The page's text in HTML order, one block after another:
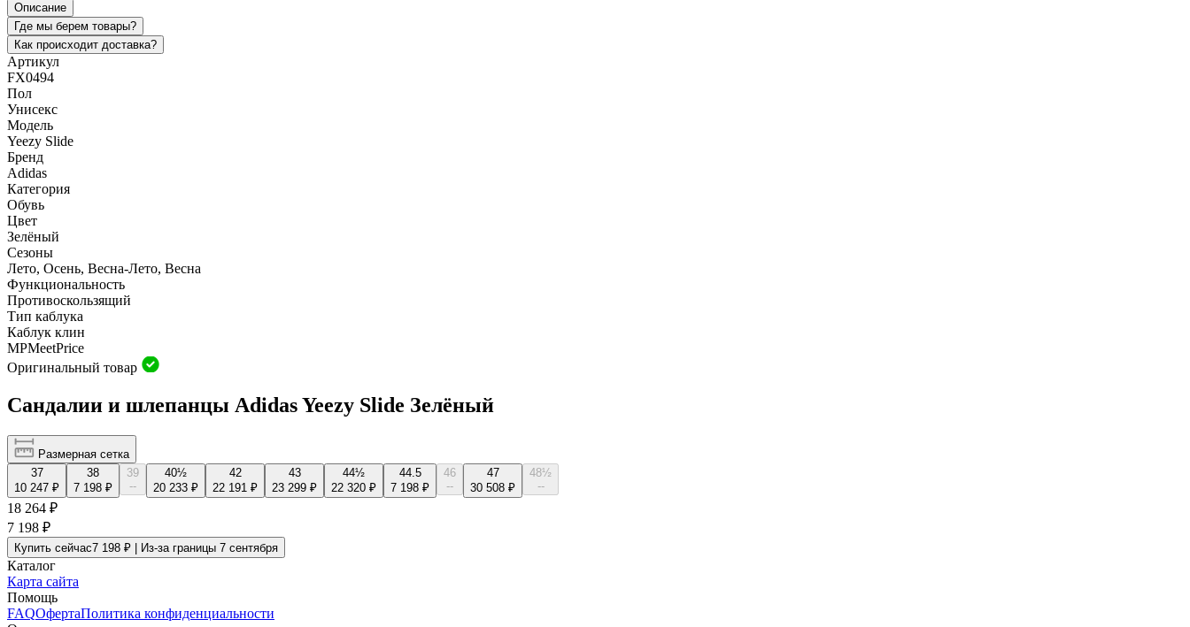
Описание
Где мы берем товары?
Как происходит доставка?
Артикул
FX0494
Пол
Унисекс
Модель
Yeezy Slide
Бренд
Adidas
Категория
Обувь
Цвет
Зелёный
Сезоны
Лето, Осень, Весна-Лето, Весна
Функциональность
Противоскользящий
Тип каблука
Каблук клин
MPMeetPrice
Оригинальный товар
Сандалии и шлепанцы Adidas Yeezy Slide Зелёный
Размерная сетка
37
10 247 ₽
38
7 198 ₽
39
--
40½
20 233 ₽
42
22 191 ₽
43
23 299 ₽
44½
22 320 ₽
44.5
7 198 ₽
46
--
47
30 508 ₽
48½
--
18 264 ₽
7 198 ₽
Купить сейчас7 198 ₽ | Из-за границы 7 сентября
Каталог
Карта сайта
Помощь
FAQОфертаПолитика конфиденциальности